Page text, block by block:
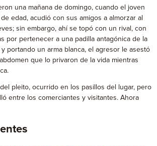
una mañana de domingo, cuando el joven
edad, acudió con sus amigos a almorzar al
sin embargo, ahí se topó con un rival, con
por pertenecer a una padilla antagónica de la
portando un arma blanca, el agresor le asestó
que lo privaron de la vida mientras
pleito, ocurrido en los pasillos del lugar, pero
entre los comerciantes y visitantes. Ahora